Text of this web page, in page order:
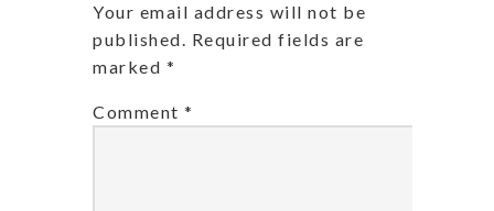
Your email address will not be
published. Required fields are
marked *
Comment *